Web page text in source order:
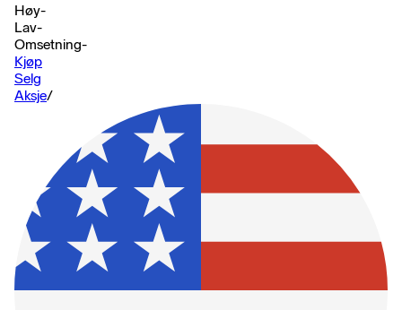
Høy-
Lav-
Omsetning-
Kjøp
Selg
Aksje/